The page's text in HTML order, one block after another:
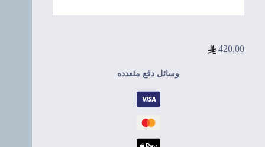
420,00
وسائل دفع متعدده